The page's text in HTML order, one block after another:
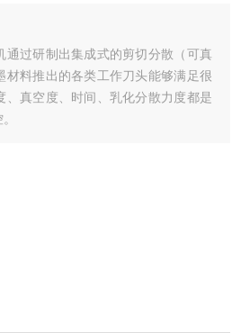
通过研制出集成式的剪切分散（可真
材料推出的各类工作刀头能够满足很
、真空度、时间、乳化分散力度都是